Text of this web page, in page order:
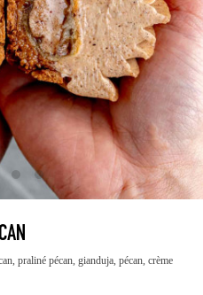
praliné pécan, gianduja, pécan, crème